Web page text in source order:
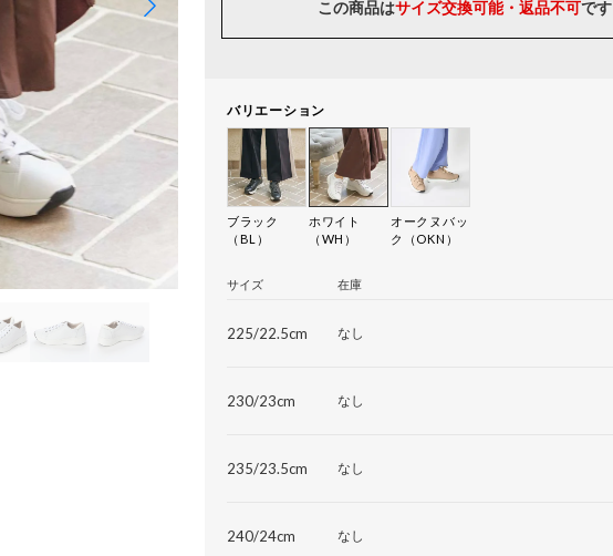
この商品はサイズ交換可能・返品不可です
バリエーション
ブラック
（BL）
ホワイト
（WH）
オークヌバッ
ク（OKN）
サイズ 在庫
225/22.5cm なし
230/23cm なし
235/23.5cm なし
240/24cm なし